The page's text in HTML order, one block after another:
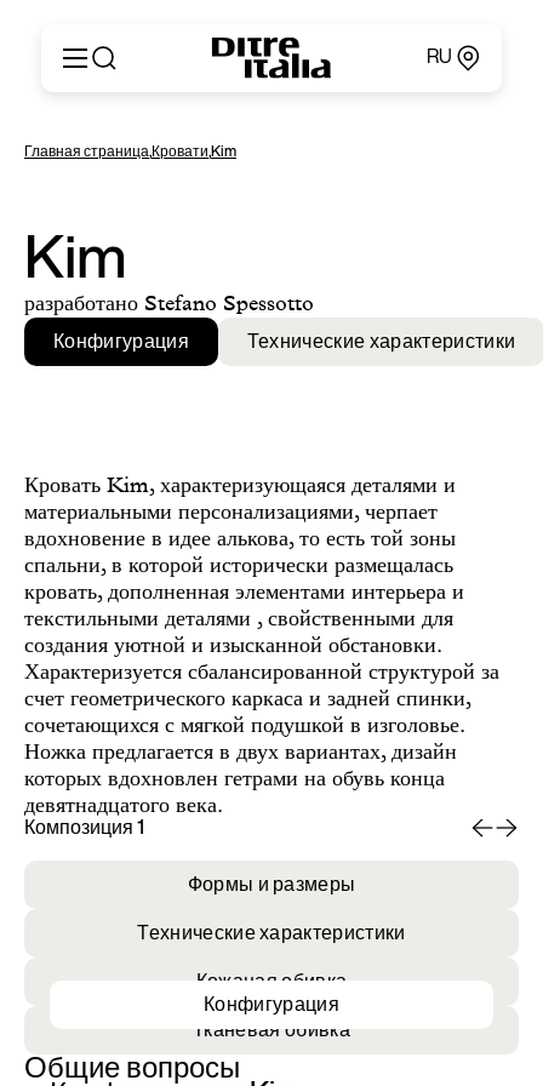
RU
Продукция
Каталоги и материалы
Ditre for Professionals
Точки продаж
Новости и пресса
Личный кабинет
English
Español
Русский
简体中文
Главная страница,Кровати,Kim
Kim
разработано Stefano Spessotto
Конфигурация Технические характеристики
Кровать Kim, характеризующаяся деталями и
материальными персонализациями, черпает
вдохновение в идее алькова, то есть той зоны
спальни, в которой исторически размещалась
кровать, дополненная элементами интерьера и
текстильными деталями , свойственными для
создания уютной и изысканной обстановки.
Характеризуется сбалансированной структурой за
счет геометрического каркаса и задней спинки,
сочетающихся с мягкой подушкой в изголовье.
Ножка предлагается в двух вариантах, дизайн
которых вдохновлен гетрами на обувь конца
девятнадцатого века.
Композиция 1
Формы и размеры
Технические характеристики
Кожаная обивка
Тканевая обивка
Конфигурация
Общие вопросы